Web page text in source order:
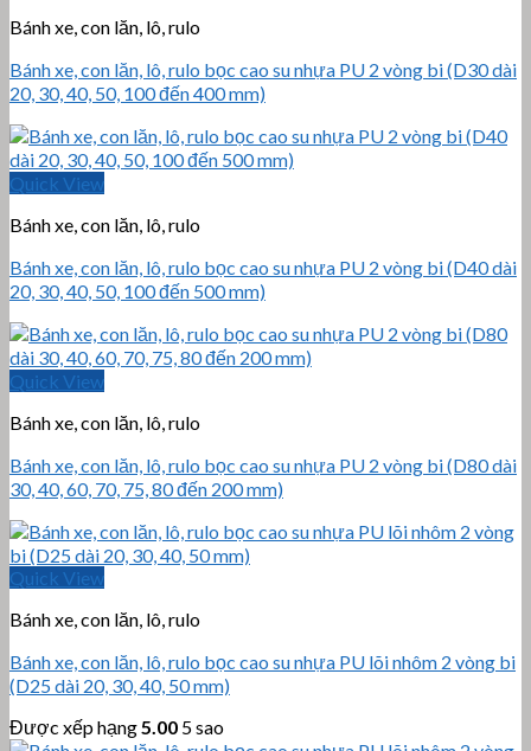
Bánh xe, con lăn, lô, rulo
Bánh xe, con lăn, lô, rulo bọc cao su nhựa PU 2 vòng bi (D30 dài
20, 30, 40, 50, 100 đến 400 mm)
Quick View
Bánh xe, con lăn, lô, rulo
Bánh xe, con lăn, lô, rulo bọc cao su nhựa PU 2 vòng bi (D40 dài
20, 30, 40, 50, 100 đến 500 mm)
Quick View
Bánh xe, con lăn, lô, rulo
Bánh xe, con lăn, lô, rulo bọc cao su nhựa PU 2 vòng bi (D80 dài
30, 40, 60, 70, 75, 80 đến 200 mm)
Quick View
Bánh xe, con lăn, lô, rulo
Bánh xe, con lăn, lô, rulo bọc cao su nhựa PU lõi nhôm 2 vòng bi
(D25 dài 20, 30, 40, 50 mm)
Được xếp hạng5.00 5 sao